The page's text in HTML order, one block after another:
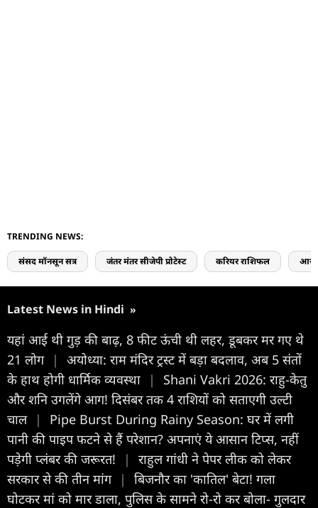
TRENDING NEWS:
संसद मॉनसून सत्र जंतर मंतर सीजेपी प्रोटेस्ट करियर राशिफल आज
Latest News in Hindi »
यहां आई थी गुड़ की बाढ़, 8 फीट ऊंची थी लहर, डूबकर मर गए थे
21 लोग |
अयोध्या: राम मंदिर ट्रस्ट में बड़ा बदलाव, अब 5 संतों
के हाथ होगी धार्मिक व्यवस्था
|
Shani Vakri 2026: राहु-केतु
और शनि उगलेंगे आग! दिसंबर तक 4 राशियों को सताएगी उल्टी
चाल |
Pipe Burst During Rainy Season: घर में लगी
पानी की पाइप फटने से हैं परेशान? अपनाएं ये आसान टिप्स, नहीं
पड़ेगी प्लंबर की जरूरत!
|
राहुल गांधी ने पेपर लीक को लेकर
सरकार से की तीन मांग |
बिजनौर का 'कातिल' बेटा! गला
घोटकर मां को मार डाला, पुलिस के सामने रो-रो कर बोला- गुलदार